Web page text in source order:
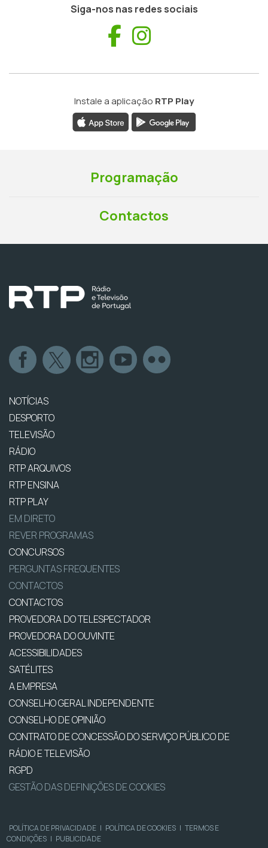
Siga-nos nas redes sociais
Facebook
Instale a aplicação RTP Play
Programação
Contactos
NOTÍCIAS
DESPORTO
TELEVISÃO
RÁDIO
RTP ARQUIVOS
RTP ENSINA
RTP PLAY
EM DIRETO
REVER PROGRAMAS
CONCURSOS
PERGUNTAS FREQUENTES
CONTACTOS
CONTACTOS
PROVEDORA DO TELESPECTADOR
PROVEDORA DO OUVINTE
ACESSIBILIDADES
SATÉLITES
A EMPRESA
CONSELHO GERAL INDEPENDENTE
CONSELHO DE OPINIÃO
CONTRATO DE CONCESSÃO DO SERVIÇO PÚBLICO DE
RÁDIO E TELEVISÃO
RGPD
GESTÃO DAS DEFINIÇÕES DE COOKIES
POLÍTICA DE PRIVACIDADE | POLÍTICA DE COOKIES | TERMOS E
CONDIÇÕES | PUBLICIDADE